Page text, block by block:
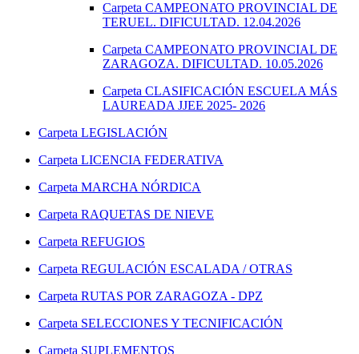
Carpeta CAMPEONATO PROVINCIAL DE
TERUEL. DIFICULTAD. 12.04.2026
Carpeta CAMPEONATO PROVINCIAL DE
ZARAGOZA. DIFICULTAD. 10.05.2026
Carpeta CLASIFICACIÓN ESCUELA MÁS
LAUREADA JJEE 2025- 2026
Carpeta LEGISLACIÓN
Carpeta LICENCIA FEDERATIVA
Carpeta MARCHA NÓRDICA
Carpeta RAQUETAS DE NIEVE
Carpeta REFUGIOS
Carpeta REGULACIÓN ESCALADA / OTRAS
Carpeta RUTAS POR ZARAGOZA - DPZ
Carpeta SELECCIONES Y TECNIFICACIÓN
Carpeta SUPLEMENTOS